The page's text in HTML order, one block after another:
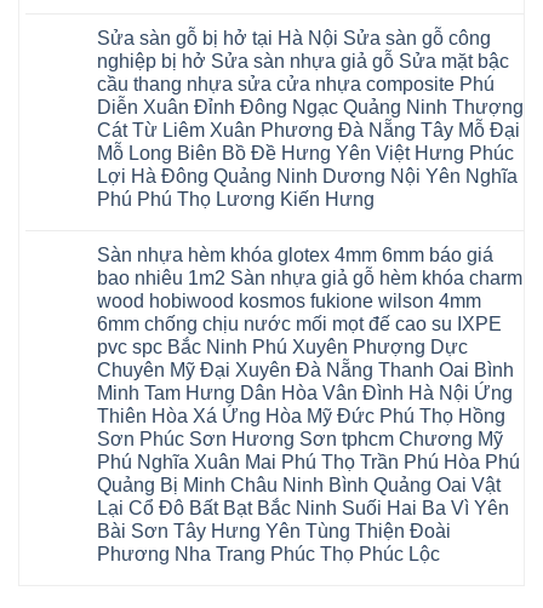
Ninh
hưng
yên
Lâm
Thao
Tam
Nông
hải
phòng
Thanh
Thủy
Bắc
Ninh
Gia
Lâm
Nam
Hà
Nội
Hưng
Yên
Đông
Anh
Nam
Định
Sóc
Sơn
Ninh
Bình
Thái
Bình
Vĩnh
Phúc
Tây
Hồ
Thanh
Hóa
Đống
Đa
Nghệ
An
thanh
ứng
hòa
long
biên
sài
gòn
đông
anh
sóc
sơn
đà
nẵng
thanh
xuân
cầu
giấy
hoành
bồ
long
ninh
giang
hoàng
mai
quảng
ninh
tây
hồ
sơn
tây
Nội
Sửa
sàn
nhựa
giả
gỗ
Sửa
mặt
bậc
cầu
thang
nhựa
nhựa
composite
Phúc
Thọ
Phúc
Lộc
Hát
Môn
Sài
Gòn
Thạch
Thất
Hạ
Bằng
Tây
Phương
tphcm
Hòa
Lạc
Yên
Xuân
bình
luận
ở
Sửa
chữa
sàn
gỗ
tại
Hà
Nội
Sửa
nghiệp
tại
Nội
Sửa
nhựa
giả
gỗ
Sửa
mặt
bậc
cầu
thang
nhựa
sửa
cửa
nhựa
composite
Thanh
Sửa sàn gỗ bị hở tại Hà Nội Sửa sàn gỗ công
nghiệp bị hở Sửa sàn nhựa giả gỗ Sửa mặt bậc
cầu thang nhựa sửa cửa nhựa composite Phú
Diễn Xuân Đỉnh Đông Ngạc Quảng Ninh Thượng
Cát Từ Liêm Xuân Phương Đà Nẵng Tây Mỗ Đại
Mỗ Long Biên Bồ Đề Hưng Yên Việt Hưng Phúc
Lợi Hà Đông Quảng Ninh Dương Nội Yên Nghĩa
Phú Phú Thọ Lương Kiến Hưng
bình
luận
ở
Sửa
sàn
gỗ
bị
hở
tại
Hà
Nội
sàn
gỗ
công
nghiệp
hở
Sửa
sàn
Sàn nhựa hèm khóa glotex 4mm 6mm báo giá
bao nhiêu 1m2 Sàn nhựa giả gỗ hèm khóa charm
wood hobiwood kosmos fukione wilson 4mm
6mm chống chịu nước mối mọt đế cao su IXPE
pvc spc Bắc Ninh Phú Xuyên Phượng Dực
Chuyên Mỹ Đại Xuyên Đà Nẵng Thanh Oai Bình
Minh Tam Hưng Dân Hòa Vân Đình Hà Nội Ứng
Thiên Hòa Xá Ứng Hòa Mỹ Đức Phú Thọ Hồng
Sơn Phúc Sơn Hương Sơn tphcm Chương Mỹ
Phú Nghĩa Xuân Mai Phú Thọ Trần Phú Hòa Phú
Quảng Bị Minh Châu Ninh Bình Quảng Oai Vật
Lại Cổ Đô Bất Bạt Bắc Ninh Suối Hai Ba Vì Yên
Bài Sơn Tây Hưng Yên Tùng Thiện Đoài
Phương Nha Trang Phúc Thọ Phúc Lộc